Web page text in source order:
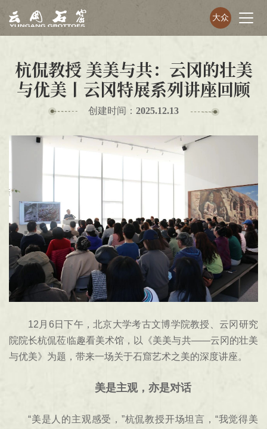
大众
杭侃教授 美美与共：云冈的壮美
与优美丨云冈特展系列讲座回顾
创建时间： 2025.12.13
12月6日下午，北京大学考古文博学院教授、云冈研究
院院长杭侃莅临趣看美术馆，以《美美与共——云冈的壮美
与优美》为题，带来一场关于石窟艺术之美的深度讲座。
美是主观，亦是对话
“美是人的主观感受，”杭侃教授开场坦言，“我觉得美